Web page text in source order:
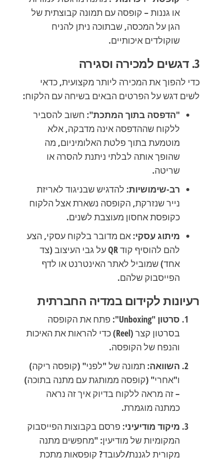
או גננות – קופסה עם תמונה קבוצתית של
הגן על המכסה, שבתוכה ניתן להניח
שוקולדים איכותיים.
3. דגשים למכירה וסגירה
כדי להפוך את המכירה ליותר מקצועית, כדאי
לשים דגש על הפרטים הבאים בשיחה עם הלקוח:
"הדפסה בתוך המתכת": חשוב להסביר
ללקוח שההדפסה אינה מדבקה, אלא
מוטמעת בתוך פלטת האלומיניום, מה
שהופך אותה לבלתי ניתנת להסרה או
שריטה.
רב-שימושיות: להדגיש שבניגוד לאריזת
נייר שנזרקת, הקופסה נשארת אצל הלקוח
כקופסת אחסון מעוצבת לשנים.
מיתוג עסקי: אם מדובר בלקוח עסקי, הצע
להם להוסיף קוד QR על גבי העיצוב (צד
אחד) שמוביל לאתר האינטרנט או לדף
הפייסבוק שלהם.
רעיונות לקידום במדיה החברתית
סרטון "Unboxing":
פתח את הקופסה
בסרטון קצר (Reel) כדי להראות את האיכות
והנפח של הקופסה.
השוואה: תמונה של "לפני" (קופסה ריקה)
ו"אחרי" (קופסה ממותגת עם מתנה בתוכה)
– זה מראה ללקוח בדיוק איך זה נראה
כמתנה מוגמרת.
מיקוד מודיעיני: פרסם בקבוצות הפייסבוק
המקומיות של מודיעין: "מחפשים מתנה
מקורית לגננת/לעובד? קופסאות מתכת